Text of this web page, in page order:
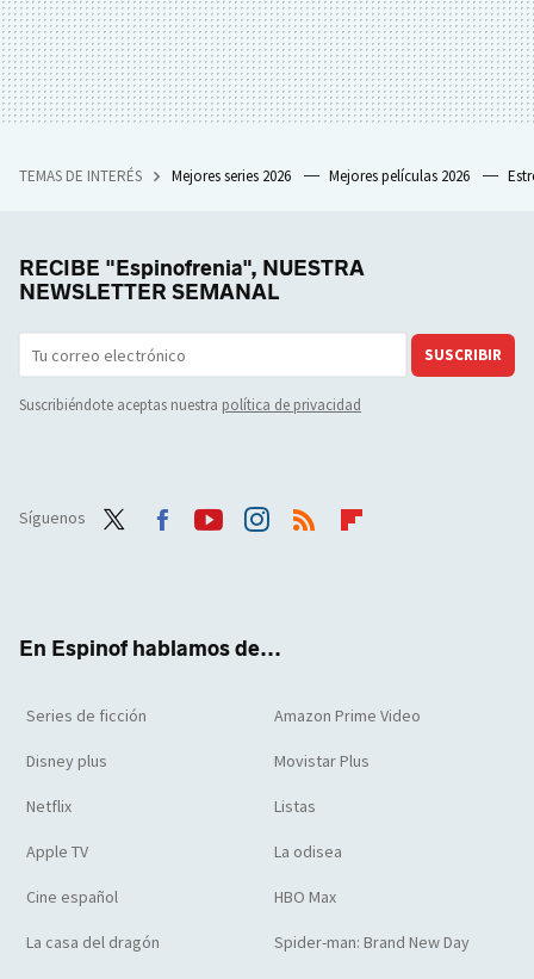
TEMAS DE INTERÉS Mejores series 2026 Mejores películas 2026
RECIBE "Espinofrenia", NUESTRA
NEWSLETTER SEMANAL
SUSCRIBIR
Suscribiéndote aceptas nuestra política de privacidad
Síguenos
En Espinof hablamos de...
Series de ficción Amazon Prime Video
Disney plus Movistar Plus
Netflix Listas
Apple TV La odisea
Cine español HBO Max
La casa del dragón Spider-man: Brand New Day